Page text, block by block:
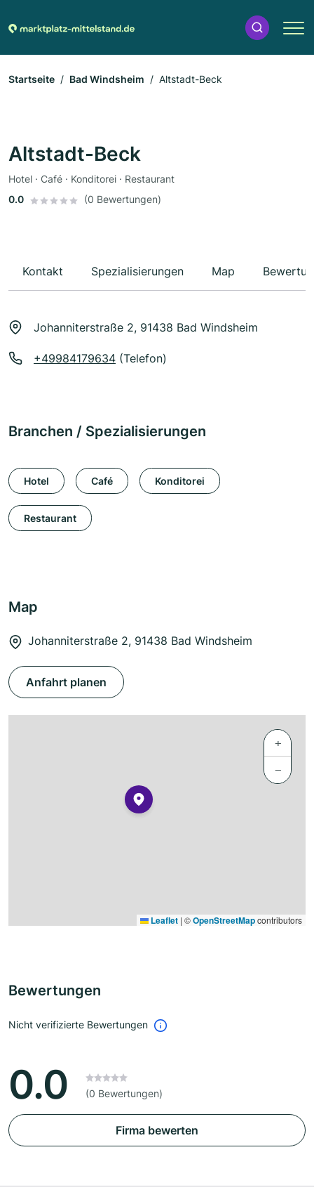
Startseite Bad Windsheim Altstadt-Beck
Altstadt-Beck
Hotel · Café · Konditorei · Restaurant
0.0
(0 Bewertungen)
Kontakt Spezialisierungen Map
Johanniterstraße 2, 91438 Bad Windsheim
+49984179634 (Telefon)
Branchen / Spezialisierungen
Hotel Café Konditorei
Restaurant
Map
Johanniterstraße 2, 91438 Bad Windsheim
Anfahrt planen
+
−
Leaflet | ©OpenStreetMapcontributors
Bewertungen
Nicht verifizierte Bewertungen
0.0 (0 Bewertungen)
Firma bewerten